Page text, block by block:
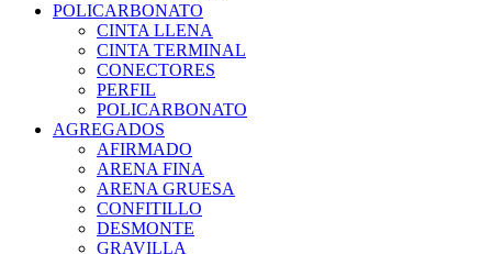
POLICARBONATO
CINTA LLENA
CINTA TERMINAL
CONECTORES
PERFIL
POLICARBONATO
AGREGADOS
AFIRMADO
ARENA FINA
ARENA GRUESA
CONFITILLO
DESMONTE
GRAVILLA